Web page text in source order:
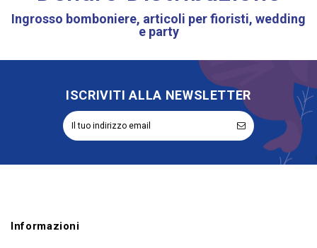
Ingrosso bomboniere, articoli per fioristi, wedding
e party
ISCRIVITI ALLA NEWSLETTER
Informazioni